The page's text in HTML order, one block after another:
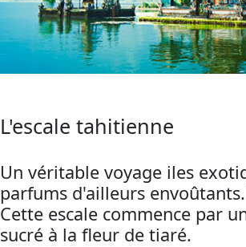
L'escale tahitienne
Un véritable voyage iles
parfums d'ailleurs envoûtants.
Cette escale commence par
sucré à la fleur de tiaré.